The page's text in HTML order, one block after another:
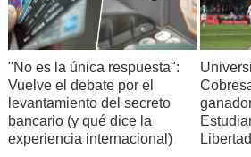
"No es la única respuesta":
Vuelve el debate por el
levantamiento del secreto
bancario (y qué dice la
experiencia internacional)